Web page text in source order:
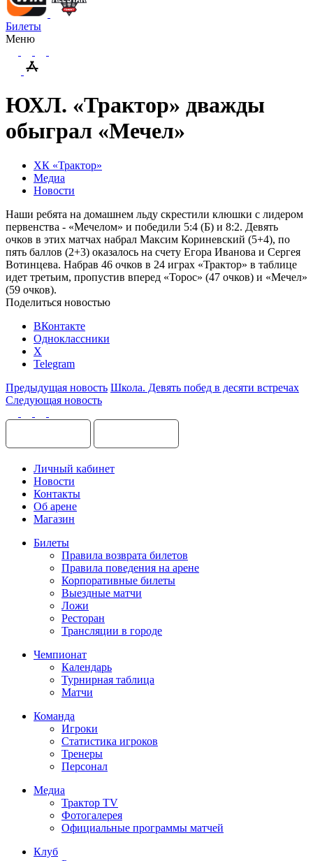
Билеты
Меню
ЮХЛ. «Трактор» дважды
обыграл «Мечел»
ХК «Трактор»
Медиа
Новости
Наши ребята на домашнем льду скрестили клюшки с лидером
первенства - «Мечелом» и победили 5:4 (Б) и 8:2. Девять
очков в этих матчах набрал Максим Кориневский (5+4), по
пять баллов (2+3) оказалось на счету Егора Иванова и Сергея
Вотинцева. Набрав 46 очков в 24 играх «Трактор» в таблице
идет третьим, пропустив вперед «Торос» (47 очков) и «Мечел»
(59 очков).
Поделиться новостью
ВКонтакте
Одноклассники
X
Telegram
Предыдущая новость Школа. Девять побед в десяти встречах
Следующая новость
Личный кабинет
Новости
Контакты
Об арене
Магазин
Билеты
Правила возврата билетов
Правила поведения на арене
Корпоративные билеты
Выездные матчи
Ложи
Ресторан
Трансляции в городе
Чемпионат
Календарь
Турнирная таблица
Матчи
Команда
Игроки
Статистика игроков
Тренеры
Персонал
Медиа
Трактор TV
Фотогалерея
Официальные программы матчей
Клуб